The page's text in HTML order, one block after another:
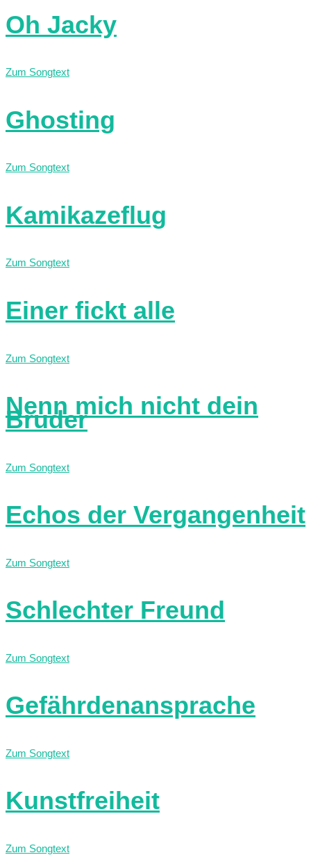
Oh Jacky
Zum Songtext
Ghosting
Zum Songtext
Kamikazeflug
Zum Songtext
Einer fickt alle
Zum Songtext
Nenn mich nicht dein
Bruder
Zum Songtext
Echos der Vergangenheit
Zum Songtext
Schlechter Freund
Zum Songtext
Gefährdenansprache
Zum Songtext
Kunstfreiheit
Zum Songtext